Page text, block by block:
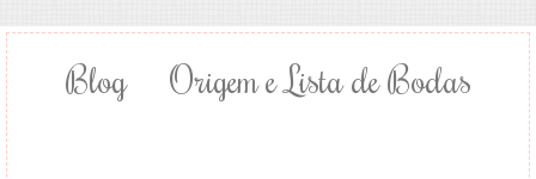
Blog Origem e Lista de Bodas